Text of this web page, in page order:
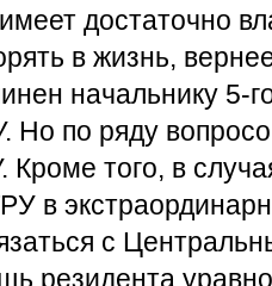
достаточно
в жизнь,
начальнику 5-
Но по ряду
Кроме того, в
в
с
резидента